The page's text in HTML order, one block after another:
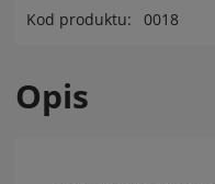
Kod produktu:
0018
Opis